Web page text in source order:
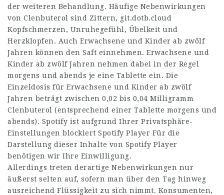
der weiteren Behandlung. Häufige Nebenwirkungen
von Clenbuterol sind Zittern, git.dotb.cloud
Kopfschmerzen, Unruhegefühl, Übelkeit und
Herzklopfen. Auch Erwachsene und Kinder ab zwölf
Jahren können den Saft einnehmen. Erwachsene und
Kinder ab zwölf Jahren nehmen dabei in der Regel
morgens und abends je eine Tablette ein. Die
Einzeldosis für Erwachsene und Kinder ab zwölf
Jahren beträgt zwischen 0,02 bis 0,04 Milligramm
Clenbuterol (entsprechend einer Tablette morgens und
abends). Spotify ist aufgrund Ihrer Privatsphäre-
Einstellungen blockiert Spotify Player Für die
Darstellung dieser Inhalte von Spotify Player
benötigen wir Ihre Einwilligung.
Allerdings treten derartige Nebenwirkungen nur
äußerst selten auf, sofern man über den Tag hinweg
ausreichend Flüssigkeit zu sich nimmt. Konsumenten,